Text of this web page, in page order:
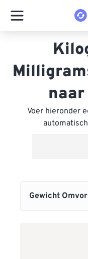
Voer hieronder